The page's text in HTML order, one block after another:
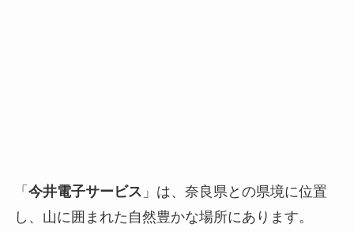
「 今井電子サービス 」は、奈良県との県境に位置
し、山に囲まれた自然豊かな場所にあります。